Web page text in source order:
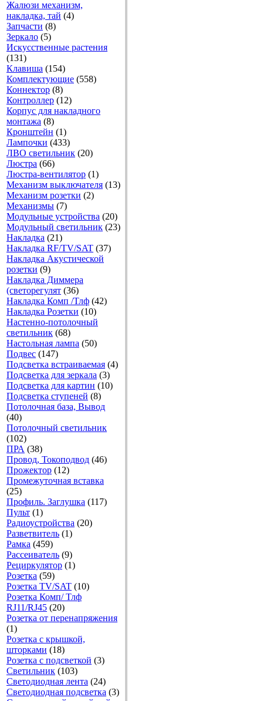
Жалюзи механизм,
накладка, тай (4)
Запчасти (8)
Зеркало (5)
Искусственные растения
(131)
Клавиша (154)
Комплектующие (558)
Коннектор (8)
Контроллер (12)
Корпус для накладного
монтажа (8)
Кронштейн (1)
Лампочки (433)
ЛВО светильник (20)
Люстра (66)
Люстра-вентилятор (1)
Механизм выключателя (13)
Механизм розетки (2)
Механизмы (7)
Модульные устройства (20)
Модульный светильник (23)
Накладка (21)
Накладка RF/TV/SAT (37)
Накладка Акустической
розетки (9)
Накладка Диммера
(светорегулят (36)
Накладка Комп /Тлф (42)
Накладка Розетки (10)
Настенно-потолочный
светильник (68)
Настольная лампа (50)
Подвес (147)
Подсветка встраиваемая (4)
Подсветка для зеркала (3)
Подсветка для картин (10)
Подсветка ступеней (8)
Потолочная база, Вывод
(40)
Потолочный светильник
(102)
ПРА (38)
Провод, Токоподвод (46)
Прожектор (12)
Промежуточная вставка
(25)
Профиль. Заглушка (117)
Пульт (1)
Радиоустройства (20)
Разветвитель (1)
Рамка (459)
Рассеиватель (9)
Рециркулятор (1)
Розетка (59)
Розетка TV/SAT (10)
Розетка Комп/ Тлф
RJ11/RJ45 (20)
Розетка от перенапряжения
(1)
Розетка с крышкой,
шторками (18)
Розетка с подсветкой (3)
Светильник (103)
Светодиодная лента (24)
Светодиодная подсветка (3)